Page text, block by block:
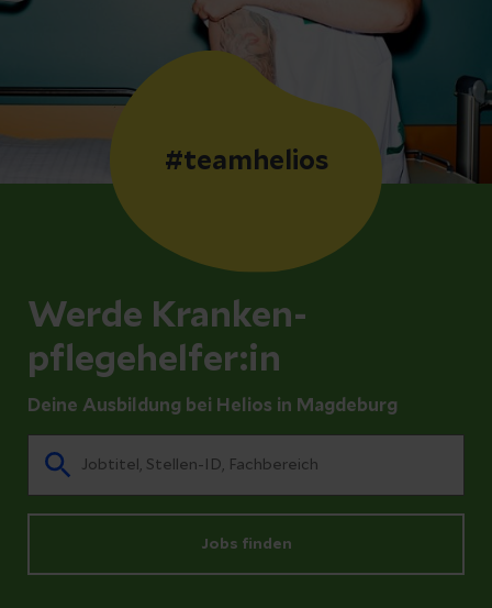
Werde Kranken-
pflegehelfer:in
Deine Ausbildung bei Helios in Magdeburg
Jobs finden
#teamhelios